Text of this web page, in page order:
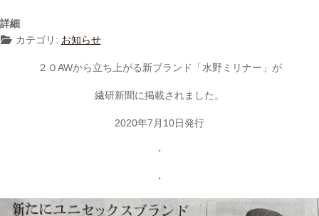
詳細
カテゴリ: お知らせ
２０AWから立ち上がる新ブランド「水野ミリナー」が
繊研新聞に掲載されました。
2020年7月10日発行
・
・